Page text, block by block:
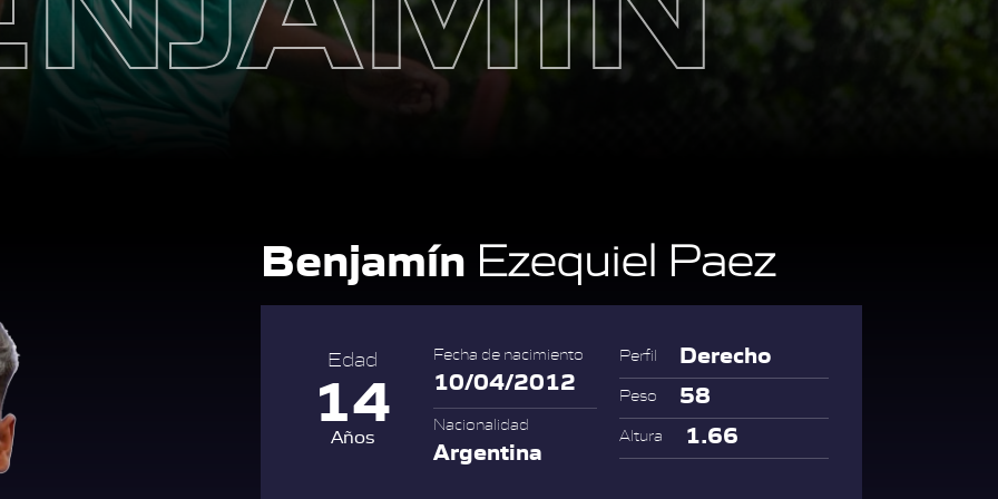
Benjamín Ezequiel Paez
Edad
14
Años
Fecha de nacimiento
10/04/2012
Nacionalidad
Argentina
Perfil Derecho
Peso 58
Altura 1.66